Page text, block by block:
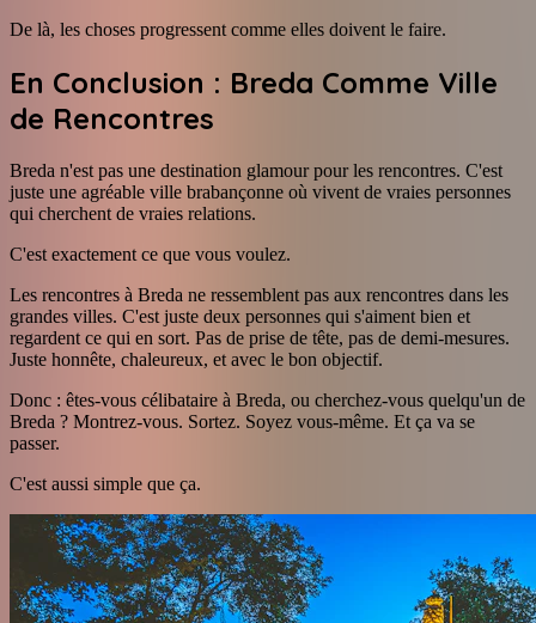
De là, les choses progressent comme elles doivent le faire.
En Conclusion : Breda Comme Ville
de Rencontres
Breda n'est pas une destination glamour pour les rencontres. C'est
juste une agréable ville brabançonne où vivent de vraies personnes
qui cherchent de vraies relations.
C'est exactement ce que vous voulez.
Les rencontres à Breda ne ressemblent pas aux rencontres dans les
grandes villes. C'est juste deux personnes qui s'aiment bien et
regardent ce qui en sort. Pas de prise de tête, pas de demi-mesures.
Juste honnête, chaleureux, et avec le bon objectif.
Donc : êtes-vous célibataire à Breda, ou cherchez-vous quelqu'un de
Breda ? Montrez-vous. Sortez. Soyez vous-même. Et ça va se
passer.
C'est aussi simple que ça.